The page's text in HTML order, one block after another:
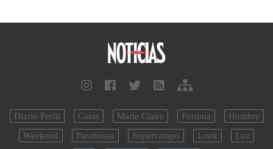
Diario Perfil Caras Marie Claire Fortuna
Hombre
Weekend
Parabrisas Supercampo Look
Luz